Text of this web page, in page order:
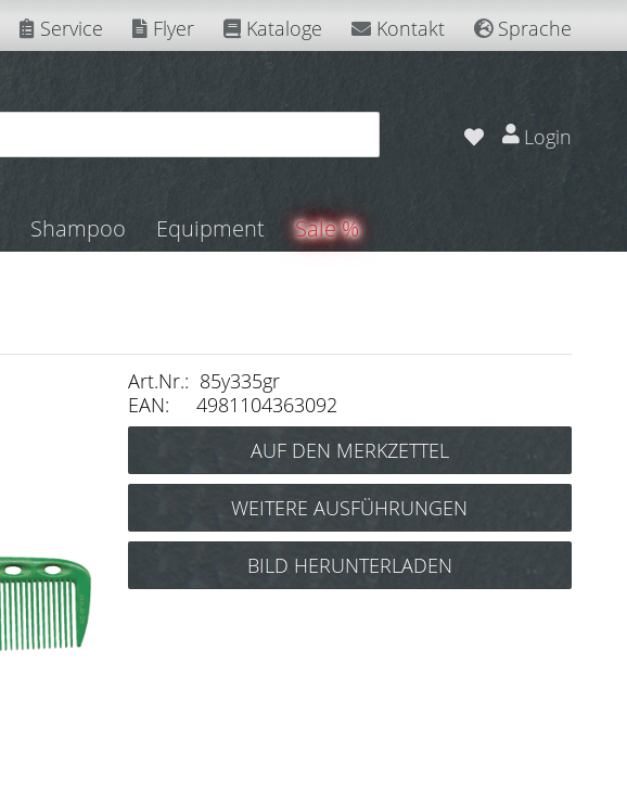
Service Flyer Kataloge Kontakt Sprache
Login
Shampoo Equipment Sale %
Art.Nr.: 85y335gr
EAN: 4981104363092
WEITERE AUSFÜHRUNGEN
Y.S. Park Carbon Schneidekamm Nr.335
(schwarz) Art.Nr.: 85Y335cs
BILD HERUNTERLADEN